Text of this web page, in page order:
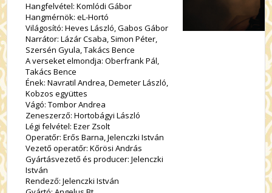
Hangfelvétel: Komlódi Gábor
Hangmérnök: eL-Hortó
Világosító: Heves László, Gabos Gábor
Narrátor: Lázár Csaba, Simon Péter,
Szersén Gyula, Takács Bence
A verseket elmondja: Oberfrank Pál,
Takács Bence
Ének: Navratil Andrea, Demeter László,
Kobzos együttes
Vágó: Tombor Andrea
Zeneszerző: Hortobágyi László
Légi felvétel: Ezer Zsolt
Operatőr: Erős Barna, Jelenczki István
Vezető operatőr: Kőrösi András
Gyártásvezető és producer: Jelenczki
István
Rendező: Jelenczki István